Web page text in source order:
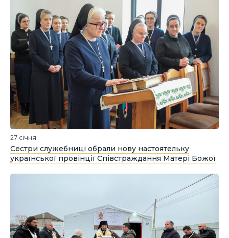
27 січня
Сестри служебниці обрали нову настоятельку
української провінції Співстраждання Матері Божої